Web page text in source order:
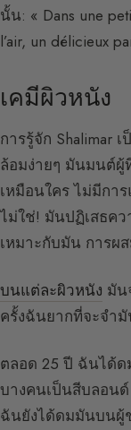
นั้น: « Dans une
l’air, un délicieux
เคมีผิวหนัง
การรู้จัก Shalimar
ล้อมง่ายๆ มันมนต์ผู้
เหมือนใคร ไม่มีกา
ไม่ใช่! มันปฏิเสธค
เหมาะกับมัน การผ
บนแต่ละผิวหนัง มัน
ครั้งฉันยากที่จะจำ
ตลอด 25 ปี ฉันได้ด
บางคนเป็นสีบลอน
ฉันยังได้ดมมันบนผู้